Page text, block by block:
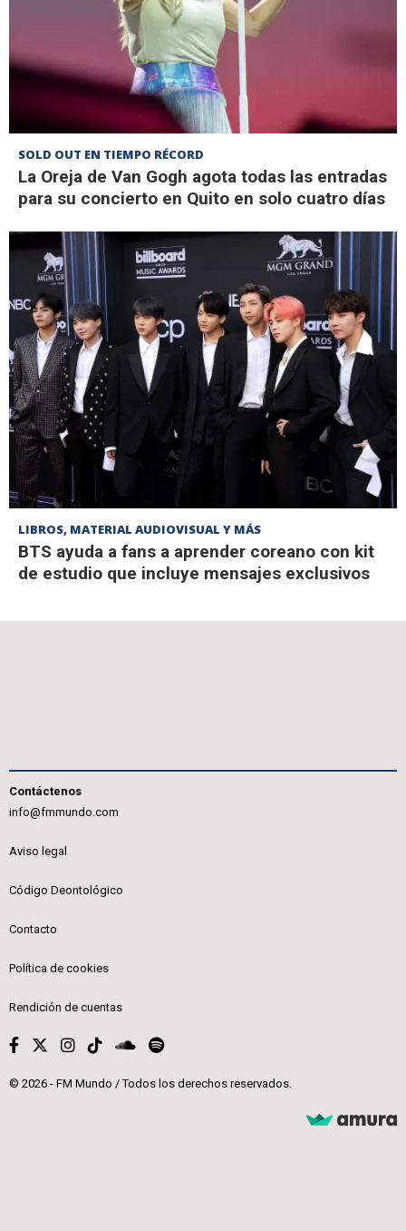
SOLD OUT EN TIEMPO RÉCORD
La Oreja de Van Gogh agota todas las entradas
para su concierto en Quito en solo cuatro días
LIBROS, MATERIAL AUDIOVISUAL Y MÁS
BTS ayuda a fans a aprender coreano con kit
de estudio que incluye mensajes exclusivos
Contáctenos
info@fmmundo.com
Aviso legal
Código Deontológico
Contacto
Política de cookies
Rendición de cuentas
© 2026 - FM Mundo / Todos los derechos reservados.